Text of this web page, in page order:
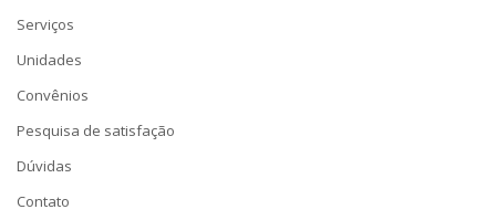
Serviços
Unidades
Convênios
Pesquisa de satisfação
Dúvidas
Contato